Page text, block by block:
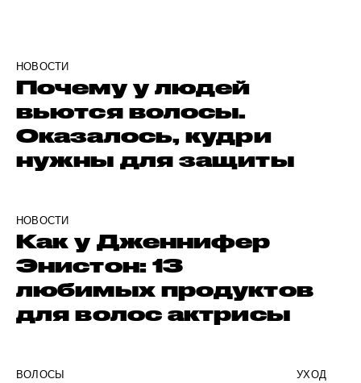
НОВОСТИ
Почему у людей
вьются волосы.
Оказалось, кудри
нужны для защиты
НОВОСТИ
Как у Дженнифер
Энистон: 13
любимых продуктов
для волос актрисы
ВОЛОСЫ УХОД